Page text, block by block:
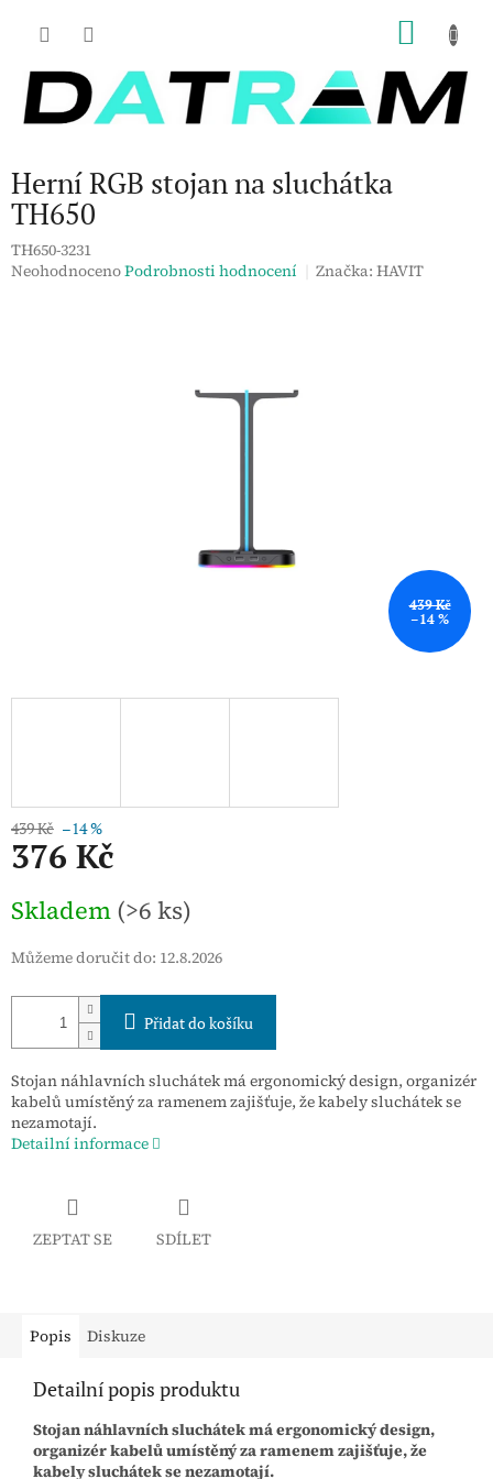
Herní RGB stojan na sluchátka
TH650
TH650-3231
Průměrné
NeohodnocenoPodrobnosti hodnocení Značka:HAVIT
439 Kč
–14 %
439 Kč –14 %
376 Kč
cena:
Skladem (>6 ks)
Můžeme doručit do: 12.8.2026
Přidat do košíku
Stojan náhlavních sluchátek má ergonomický design, organizér
kabelů umístěný za ramenem zajišťuje, že kabely sluchátek se
nezamotají.
Detailní informace
ZEPTAT SE SDÍLET
Popis Diskuze
Detailní popis produktu
Stojan náhlavních sluchátek má ergonomický design,
organizér kabelů umístěný za ramenem zajišťuje, že
kabely sluchátek se nezamotají.